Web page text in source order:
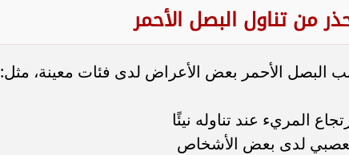
من تناول البصل الأحمر
البصل الأحمر بعض الأعراض لدى فئات معينة، مثل:
المريء عند تناوله نيئًا
لدى بعض الأشخاص